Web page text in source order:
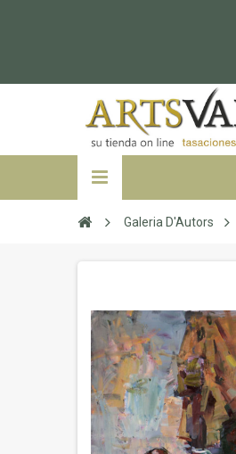
Galeria D'Autors